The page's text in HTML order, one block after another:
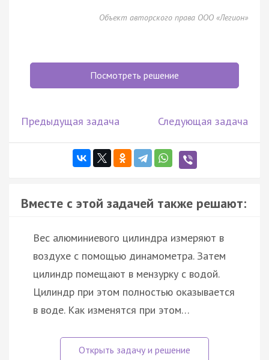
Объект авторского права ООО «Легион»
Посмотреть решение
Предыдущая задача Следующая задача
Вместе с этой задачей также решают:
Вес алюминиевого цилиндра измеряют в
воздухе с помощью динамометра. Затем
цилиндр помещают в мензурку с водой.
Цилиндр при этом полностью оказывается
в воде. Как изменятся при этом…